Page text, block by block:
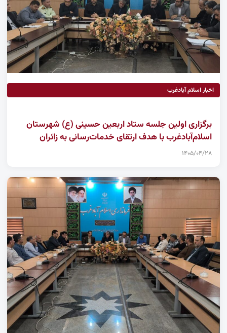
اخبار اسلام آبادغرب
برگزاری اولین جلسه ستاد اربعین حسینی (ع) شهرستان
اسلام‌آبادغرب با هدف ارتقای خدمات‌رسانی به زائران
۱۴۰۵/۰۴/۲۸